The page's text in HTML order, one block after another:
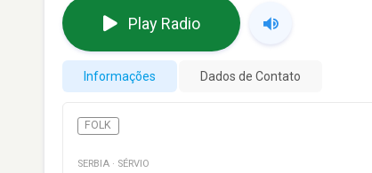
Play Radio
Informações Dados de Contato
FOLK
SERBIA · SÉRVIO